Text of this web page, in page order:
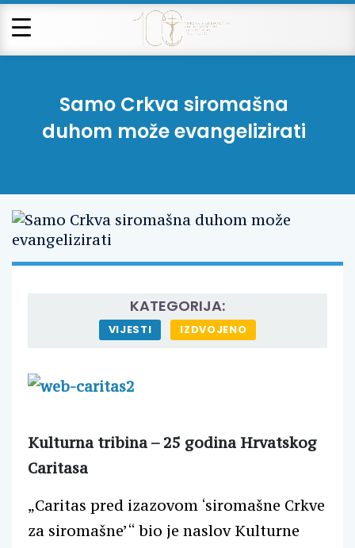
Samo Crkva siromašna
duhom može evangelizirati
KATEGORIJA:
VIJESTI IZDVOJENO
Kulturna tribina – 25 godina Hrvatskog
Caritasa
„Caritas pred izazovom ‘siromašne Crkve
za siromašne’“ bio je naslov Kulturne